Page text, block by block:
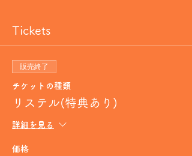
Tickets
販売終了
チケットの種類
リステル(特典あり)
詳細を見る
価格